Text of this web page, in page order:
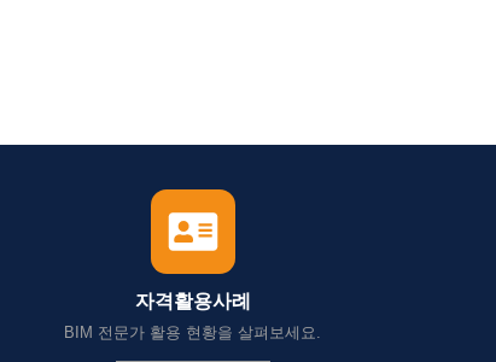
자격활용사례
BIM 전문가 활용 현황을 살펴보세요.